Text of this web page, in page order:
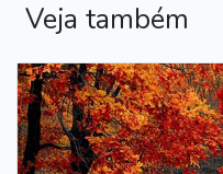
Veja também